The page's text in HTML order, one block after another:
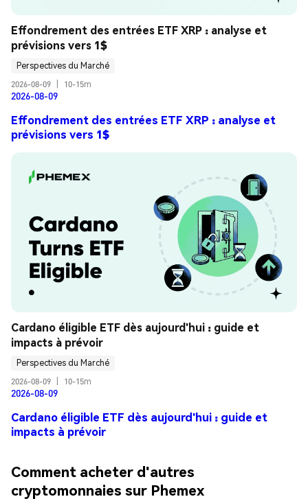
Effondrement des entrées ETF XRP : analyse et
prévisions vers 1$
Perspectives du Marché
2026-08-09
10-15m
2026-08-09
Effondrement des entrées ETF XRP : analyse et
prévisions vers 1$
Cardano éligible ETF dès aujourd'hui : guide et
impacts à prévoir
Perspectives du Marché
2026-08-09
10-15m
2026-08-09
Cardano éligible ETF dès aujourd'hui : guide et
impacts à prévoir
Comment acheter d'autres
cryptomonnaies sur Phemex